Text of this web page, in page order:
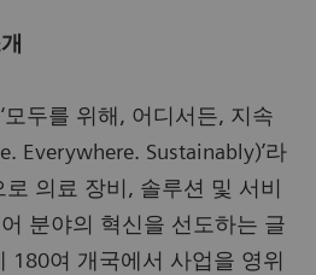
모두를 위해, 어디서든, 지속
Everywhere. Sustainably)’라
의료 장비, 솔루션 및 서비
분야의 혁신을 선도하는 글
180여 개국에서 사업을 영위